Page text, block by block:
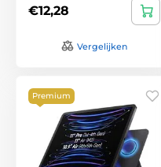
€12,28
Vergelijken
Premium